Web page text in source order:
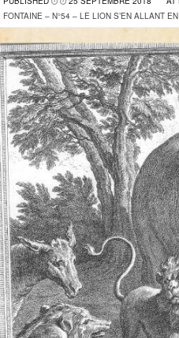
FONTAINE – N°54 – LE LION S’EN ALLANT